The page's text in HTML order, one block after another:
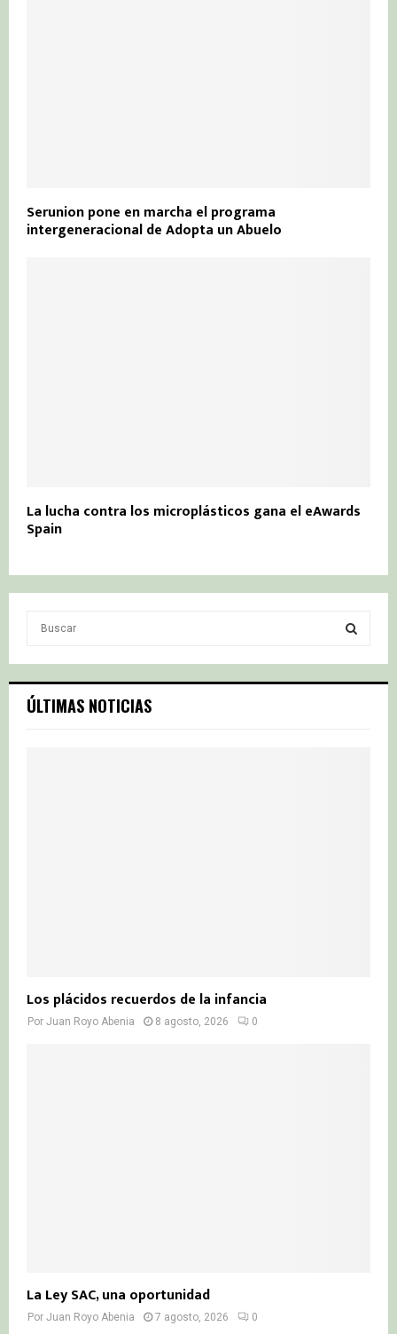
Serunion pone en marcha el programa
intergeneracional de Adopta un Abuelo
La lucha contra los microplásticos gana el eAwards
Spain
c
h
S
ÚLTIMAS NOTICIAS
Los plácidos recuerdos de la infancia
Por Juan Royo Abenia 8 agosto, 2026 0
La Ley SAC, una oportunidad
Por Juan Royo Abenia 7 agosto, 2026 0